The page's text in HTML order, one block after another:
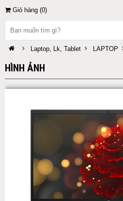
Giỏ hàng (0)
Laptop, Lk, Tablet LAPTOP
HÌNH ẢNH